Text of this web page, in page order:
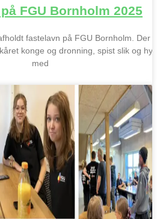
FGU Bornholm 2025
fastelavn på FGU Bornholm. Der
konge og dronning, spist slik og
med